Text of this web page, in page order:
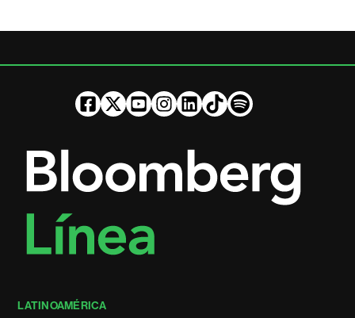
LATINOAMÉRICA